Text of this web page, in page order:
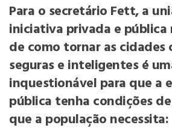
Para o secretário Fett, a
iniciativa privada e pública
de como tornar as cidades
seguras e inteligentes é
inquestionável para que a
pública tenha condições
que a população necessita: